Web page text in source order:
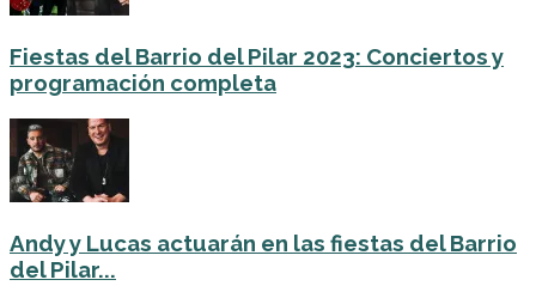
Fiestas del Barrio del Pilar 2023: Conciertos y
programación completa
Andy y Lucas actuarán en las fiestas del Barrio
del Pilar...